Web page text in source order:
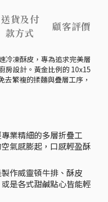
送貨及付
款方式
顧客評價
冷凍酥皮，專為追求完美層
房設計。黃金比例的 10x15
繁複的揉麵與疊層工序，
專業精細的多層折疊工
氣感膨起，口感輕盈酥
製作威靈頓牛排、酥皮
是各式甜鹹點心皆能輕